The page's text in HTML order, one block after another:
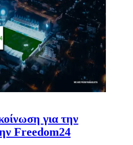
για την
Freedom24